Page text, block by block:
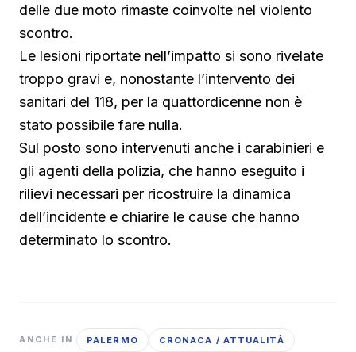
delle due moto rimaste coinvolte nel violento
scontro.
Le lesioni riportate nell’impatto si sono rivelate
troppo gravi e, nonostante l’intervento dei
sanitari del 118, per la quattordicenne non è
stato possibile fare nulla.
Sul posto sono intervenuti anche i carabinieri e
gli agenti della polizia, che hanno eseguito i
rilievi necessari per ricostruire la dinamica
dell’incidente e chiarire le cause che hanno
determinato lo scontro.
ANCHE IN PALERMO CRONACA / ATTUALITÀ